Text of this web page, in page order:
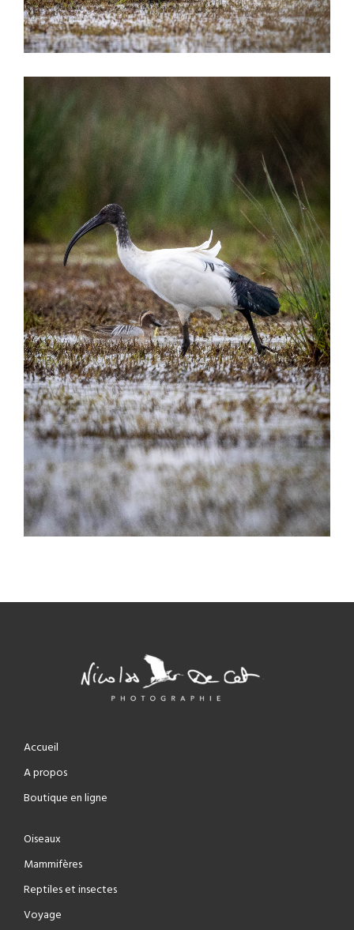
Accueil
A propos
Boutique en ligne
Oiseaux
Mammifères
Reptiles et insectes
Voyage